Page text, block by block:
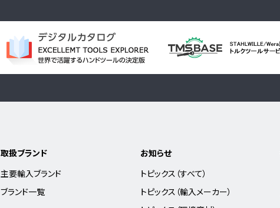
取扱ブランド
主要輸入ブランド
ブランド一覧
お知らせ
トピックス（すべて）
トピックス（輸入メーカー）